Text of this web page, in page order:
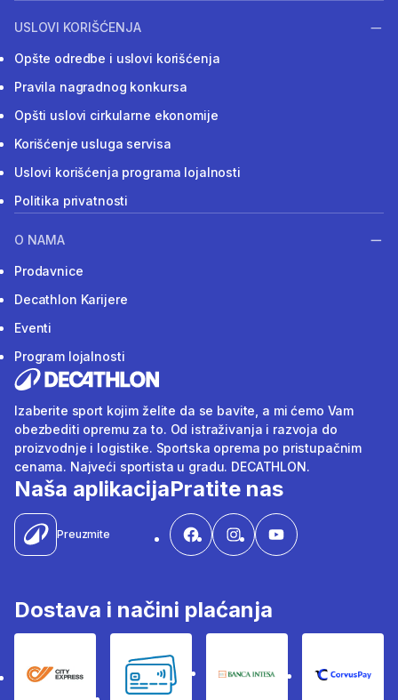
USLOVI KORIŠĆENJA
Opšte odredbe i uslovi korišćenja
Pravila nagradnog konkursa
Opšti uslovi cirkularne ekonomije
Korišćenje usluga servisa
Uslovi korišćenja programa lojalnosti
Politika privatnosti
O NAMA
Prodavnice
Decathlon Karijere
Eventi
Program lojalnosti
Izaberite sport kojim želite da se bavite, a mi ćemo Vam
obezbediti opremu za to. Od istraživanja i razvoja do
proizvodnje i logistike. Sportska oprema po pristupačnim
cenama. Najveći sportista u gradu. DECATHLON.
Naša aplikacija
Preuzmite
Pratite nas
Dostava i načini plaćanja
City Express Bankovne karticeBanka Intesa